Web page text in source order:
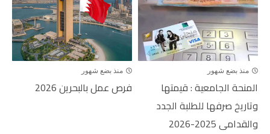
منذ بضع شهور
المنحة الجامعية : قيمتها
وتاريخ صرفها للطلبة الجدد
والقدامى 2025-2026
منذ بضع شهور
فرص عمل بالبحرين 2026